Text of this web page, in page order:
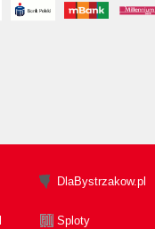
DlaBystrzakow.pl
Sploty